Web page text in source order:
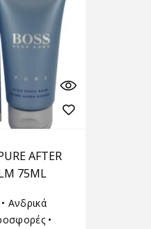
AFTER
75ML
• Ανδρικά
•